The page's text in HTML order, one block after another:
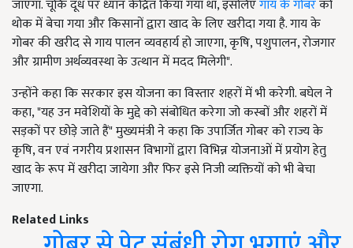
जाएगा. चूंकि दूध पर ध्यान केंद्रित किया गया था, इसलिएगाय के गोबरको
थोक में बेचा गया और किसानों द्वारा खाद के लिए खरीदा गया है. गाय के
गोबर की खरीद से गाय पालन व्यवहार्य हो जाएगा, कृषि, पशुपालन, रोजगार
और ग्रामीण अर्थव्यवस्था के उत्थान में मदद मिलेगी".
उन्होंने कहा कि सरकार इस योजना का विस्तार शहरों में भी करेगी. बघेल ने
कहा, "यह उन मवेशियों के मुद्दे को संबोधित करेगा जो कस्बों और शहरों में
सड़कों पर छोड़े जाते हैं" मुख्यमंत्री ने कहा कि उपार्जित गोबर को राज्य के
कृषि, वन एवं नगरीय प्रशासन विभागों द्वारा विभिन्न योजनाओं में प्रयोग हेतु
खाद के रूप में खरीदा जायेगा और फिर इसे निजी व्यक्तियों को भी बेचा
जाएगा.
Related Links